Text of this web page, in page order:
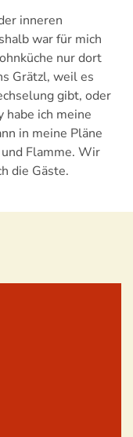
inneren
war für mich
nur dort
Grätzl, weil es
gibt, oder
habe ich meine
in meine Pläne
Flamme. Wir
die Gäste.